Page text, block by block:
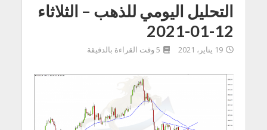
التحليل اليومي للذهب – الثلاثاء
12-01-2021
19 يناير، 2021 5 وقت القراءة بالدقيقة